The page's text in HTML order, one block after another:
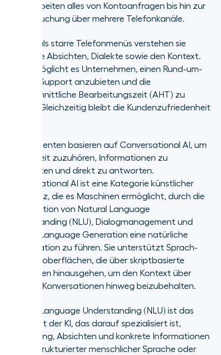
Sie bearbeiten alles von Kontoanfragen bis hin zur
Terminbuchung über mehrere Telefonkanäle.
Anders als starre Telefonmenüs verstehen sie
komplexe Absichten, Dialekte sowie den Kontext.
Das ermöglicht es Unternehmen, einen Rund-um-
die-Uhr-Support anzubieten und die
durchschnittliche Bearbeitungszeit (AHT) zu
senken. Gleichzeitig bleibt die Kundenzufriedenheit
Diese Agenten basieren auf Conversational AI, um
in Echtzeit zuzuhören, Informationen zu
verarbeiten und direkt zu antworten.
Conversational AI ist eine Kategorie künstlicher
Intelligenz, die es Maschinen ermöglicht, durch die
Kombination von Natural Language
Understanding (NLU), Dialogmanagement und
Natural Language Generation eine natürliche
Konversation zu führen. Sie unterstützt Sprach-
und Textoberflächen, die über skriptbasierte
Antworten hinausgehen, um den Kontext über
mehrere Konversationen hinweg beizubehalten.
Natural Language Understanding (NLU) ist das
Teilgebiet der KI, das darauf spezialisiert ist,
Bedeutung, Absichten und konkrete Informationen
aus unstrukturierter menschlicher Sprache oder